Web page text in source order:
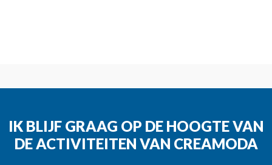
IK BLIJF GRAAG OP DE HOOGTE VAN
DE ACTIVITEITEN VAN CREAMODA